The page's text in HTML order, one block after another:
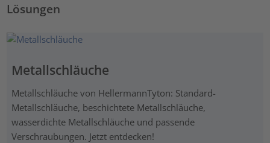
Lösungen
Metallschläuche
Metallschläuche von HellermannTyton: Standard-
Metallschläuche, beschichtete Metallschläuche,
wasserdichte Metallschläuche und passende
Verschraubungen. Jetzt entdecken!